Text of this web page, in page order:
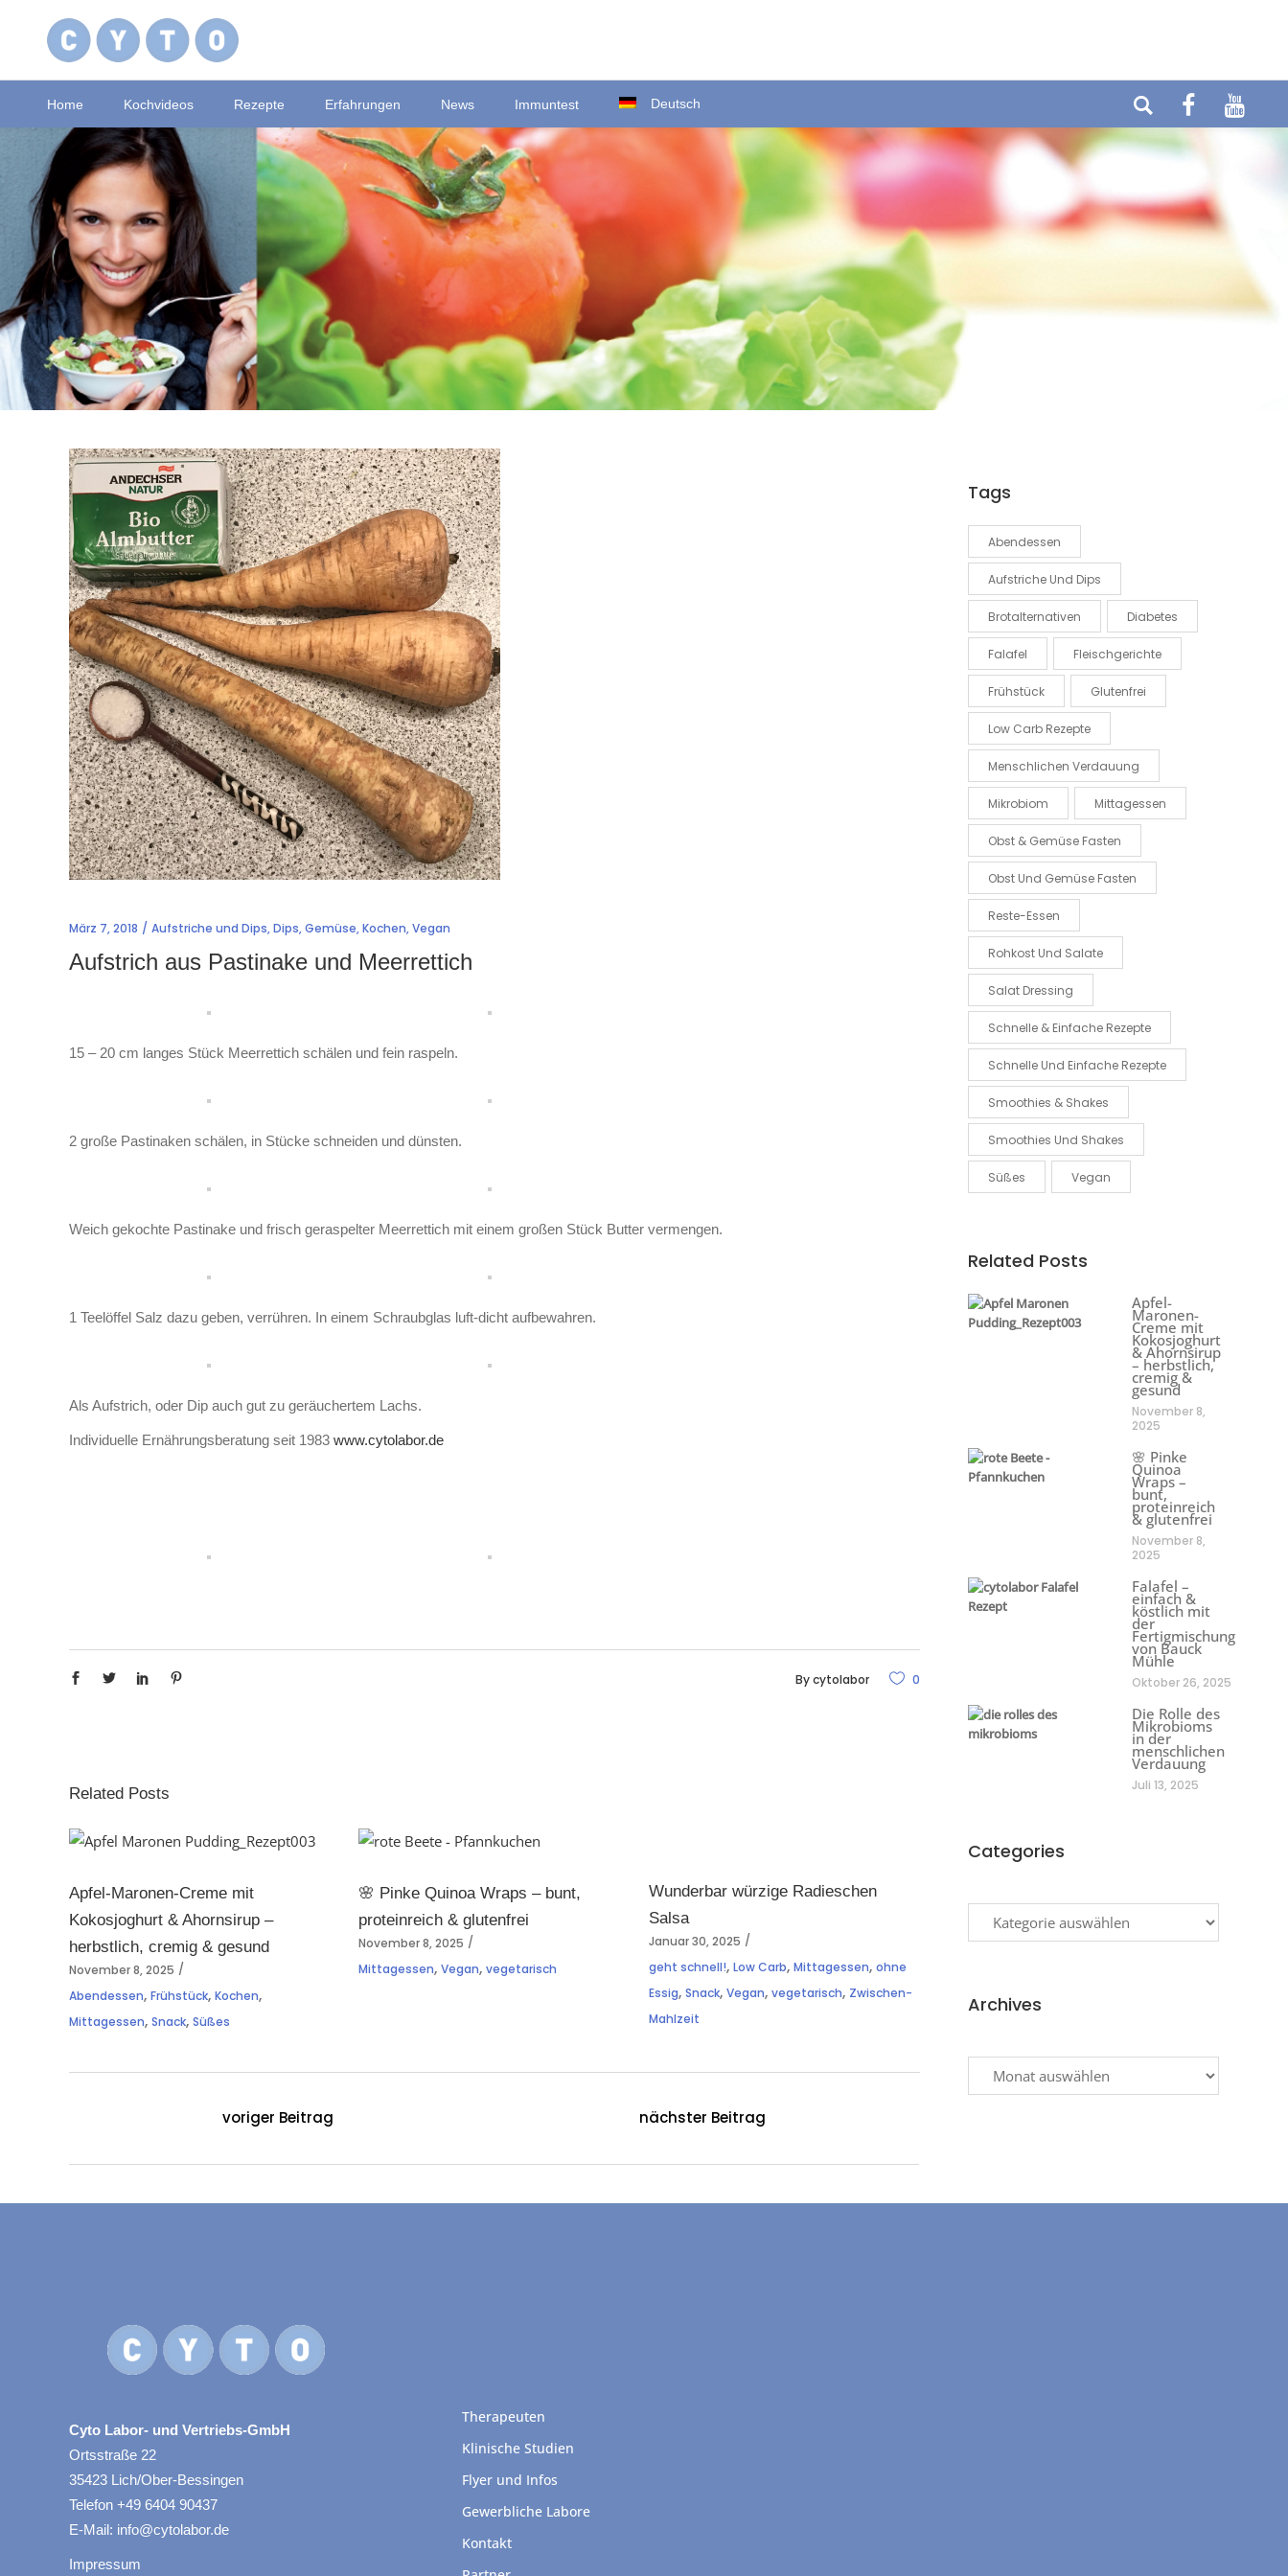
Ortsstraße 22
D-35423 Lich/Ober-Bessingen Fax: +49 (0) 6404-90458
E-mail:
info@cytolabor.de
Home Kochvideos Rezepte Erfahrungen News Immuntest Deutsch
März 7, 2018 Aufstriche und Dips,Dips,Gemüse,Kochen,Vegan
Aufstrich aus Pastinake und Meerrettich
15 – 20 cm langes Stück Meerrettich schälen und fein raspeln.
2 große Pastinaken schälen, in Stücke schneiden und dünsten.
Weich gekochte Pastinake und frisch geraspelter Meerrettich mit einem großen Stück Butter vermengen.
1 Teelöffel Salz dazu geben, verrühren. In einem Schraubglas luft-dicht aufbewahren.
Als Aufstrich, oder Dip auch gut zu geräuchertem Lachs.
Individuelle Ernährungsberatung seit 1983 www.cytolabor.de
Bycytolabor 0
Related Posts
Apfel-Maronen-Creme mit
Kokosjoghurt & Ahornsirup –
herbstlich, cremig & gesund
November 8, 2025
Abendessen, Frühstück, Kochen,
Mittagessen, Snack, Süßes
🌸 Pinke Quinoa Wraps – bunt,
proteinreich & glutenfrei
November 8, 2025
Mittagessen,Vegan,vegetarisch
Wunderbar würzige Radieschen
Salsa
Januar 30, 2025
geht schnell!, Low Carb, Mittagessen, ohne
Essig, Snack, Vegan, vegetarisch, Zwischen-
Mahlzeit
voriger Beitrag nächster Beitrag
Tags
Abendessen
Aufstriche Und Dips
Brotalternativen Diabetes
Falafel Fleischgerichte
Frühstück Glutenfrei
Low Carb Rezepte
Menschlichen Verdauung
Mikrobiom Mittagessen
Obst & Gemüse Fasten
Obst Und Gemüse Fasten
Reste-Essen
Rohkost Und Salate
Salat Dressing
Schnelle & Einfache Rezepte
Schnelle Und Einfache Rezepte
Smoothies & Shakes
Smoothies Und Shakes
Süßes Vegan
Related Posts
Apfel-
Maronen-
Creme mit
Kokosjoghurt
& Ahornsirup
– herbstlich,
cremig &
gesund
November 8,
2025
🌸 Pinke
Quinoa
Wraps –
bunt,
proteinreich
& glutenfrei
November 8,
2025
Falafel –
einfach &
köstlich mit
der
Fertigmischung
von Bauck
Mühle
Oktober 26, 2025
Die Rolle des
Mikrobioms
in der
menschlichen
Verdauung
Juli 13, 2025
Categories
Archives
Cyto Labor- und Vertriebs-GmbH
Ortsstraße 22
35423 Lich/Ober-Bessingen
Telefon +49 6404 90437
E-Mail: info@cytolabor.de
Impressum
Therapeuten
Klinische Studien
Flyer und Infos
Gewerbliche Labore
Kontakt